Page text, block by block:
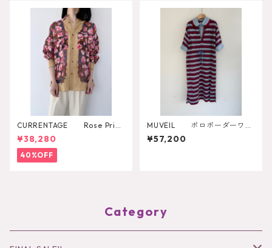
CURRENTAGE Rose Print
Shirt
¥38,280
40%OFF
MUVEIL ポロボーダーワン
ピース MA262UA001
¥57,200
Category